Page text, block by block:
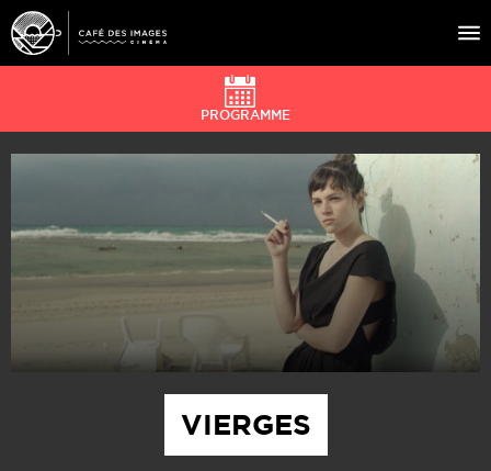
À L’AFFICHE
ÉVÉNEMENTS
CAFÉ DU CINÉ
PRATIQUE
ÉDUCATION AUX IMAGES
VIERGES
PROGRAMME